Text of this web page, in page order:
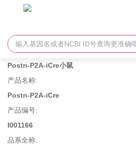
Postn-P2A-iCre小鼠
产品名称:
Postn-P2A-iCre
产品编号:
I001166
品系全称: